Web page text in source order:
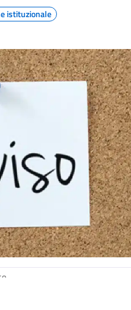
istituzionale